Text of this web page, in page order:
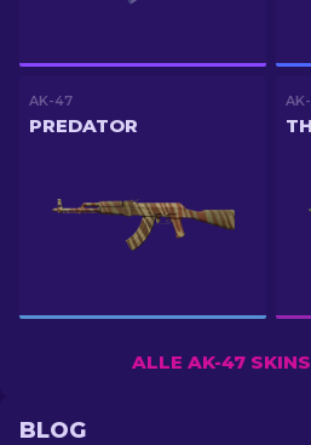
AK-47
PREDATOR
ALLE AK-47
BLOG